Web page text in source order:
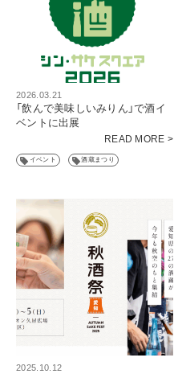
2026.03.21
「飲んで美味しいみりん」で酒イ
ベントに出展
READ MORE >
イベント 酒蔵まつり
2025.10.12